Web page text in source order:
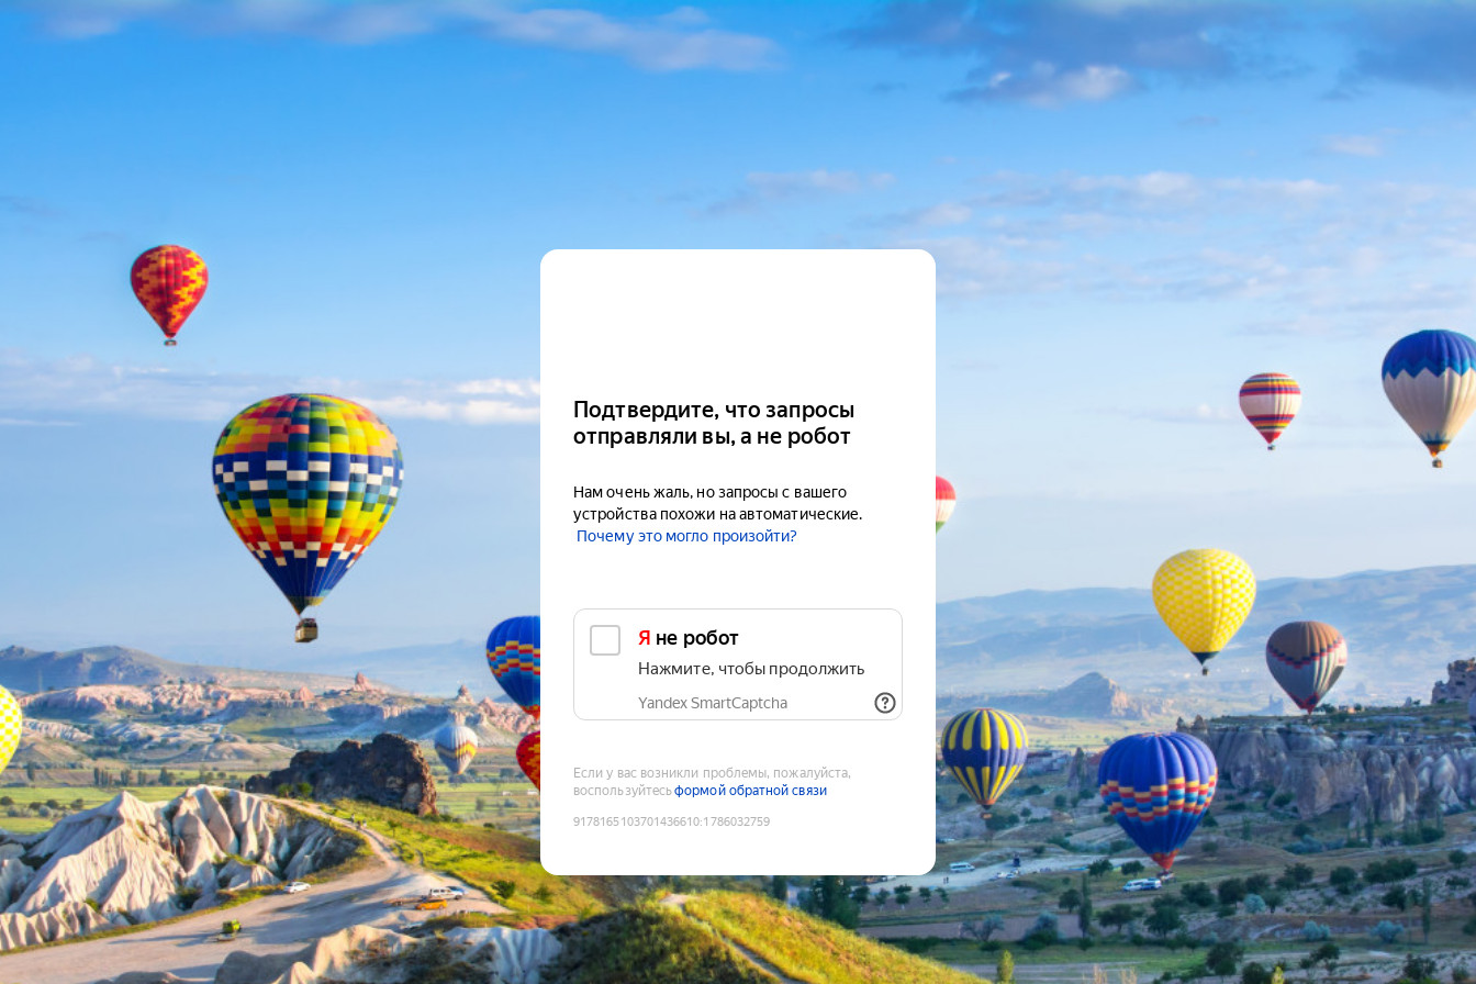
Подтвердите, что запросы
отправляли вы, а не робот
Нам очень жаль, но запросы с вашего
устройства похожи на автоматические.
Почему это могло произойти?
Я не робот
Нажмите, чтобы продолжить
Yandex SmartCaptcha
Если у вас возникли проблемы, пожалуйста,
воспользуйтесьформой обратной связи
9178165103701436610:1786032759